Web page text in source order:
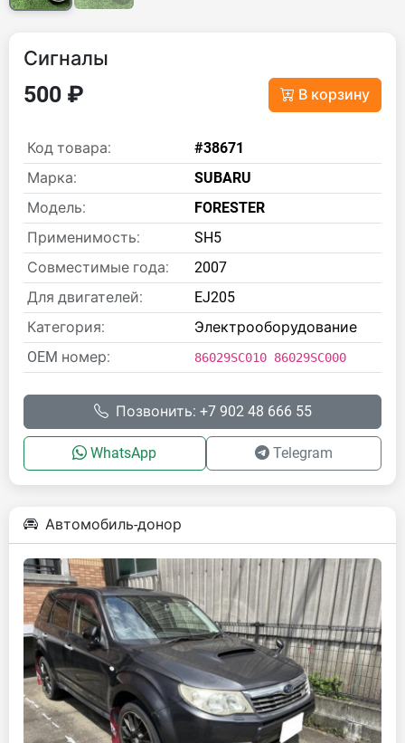
Сигналы
500 ₽ В корзину
Код товара:
#38671
Марка:
SUBARU
Модель:
FORESTER
Применимость:
SH5
Совместимые года:
2007
Для двигателей:
EJ205
Категория:
Электрооборудование
OEM номер:
86029SC010 86029SC000
Позвонить: +7 902 48 666 55
WhatsApp Telegram
Автомобиль-донор